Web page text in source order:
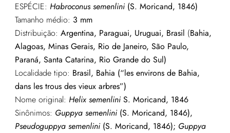
ESPÉCIE: Habroconus semenlini(S. Moricand, 1846)
Tamanho médio: 3 mm
Distribuição: Argentina, Paraguai, Uruguai, Brasil (Bahia,
Alagoas, Minas Gerais, Rio de Janeiro, São Paulo,
Paraná, Santa Catarina, Rio Grande do Sul)
Localidade tipo: Brasil, Bahia (“les environs de Bahia,
dans les trous des vieux arbres”)
Nome original: Helix semenliniS. Moricand, 1846
Sinônimos: Guppya semenlini(S. Moricand, 1846),
Pseudoguppya semenlini(S. Moricand, 1846); Guppya